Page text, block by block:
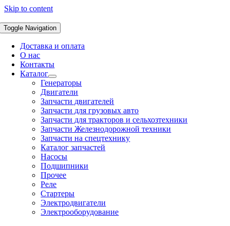
Skip to content
Toggle Navigation
Доставка и оплата
О нас
Контакты
Каталог
Генераторы
Двигатели
Запчасти двигателей
Запчасти для грузовых авто
Запчасти для тракторов и сельхозтехники
Запчасти Железнодорожной техники
Запчасти на спецтехнику
Каталог запчастей
Насосы
Подшипники
Прочее
Реле
Стартеры
Электродвигатели
Электрооборудование